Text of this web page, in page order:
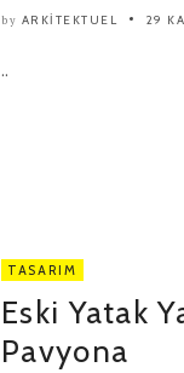
by ARKITEKTUEL 29
..
TASARIM
Eski Yatak
Pavyona